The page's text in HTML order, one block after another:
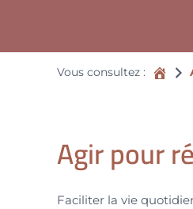
Vous consultez :
Agir pour
Faciliter la vie